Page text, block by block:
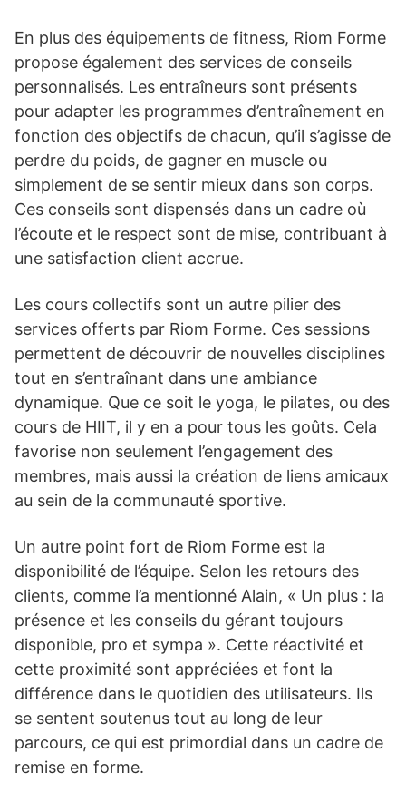
En plus des équipements de fitness, Riom Forme
propose également des services de conseils
personnalisés. Les entraîneurs sont présents
pour adapter les programmes d’entraînement en
fonction des objectifs de chacun, qu’il s’agisse de
perdre du poids, de gagner en muscle ou
simplement de se sentir mieux dans son corps.
Ces conseils sont dispensés dans un cadre où
l’écoute et le respect sont de mise, contribuant à
une satisfaction client accrue.
Les cours collectifs sont un autre pilier des
services offerts par Riom Forme. Ces sessions
permettent de découvrir de nouvelles disciplines
tout en s’entraînant dans une ambiance
dynamique. Que ce soit le yoga, le pilates, ou des
cours de HIIT, il y en a pour tous les goûts. Cela
favorise non seulement l’engagement des
membres, mais aussi la création de liens amicaux
au sein de la communauté sportive.
Un autre point fort de Riom Forme est la
disponibilité de l’équipe. Selon les retours des
clients, comme l’a mentionné Alain, « Un plus : la
présence et les conseils du gérant toujours
disponible, pro et sympa ». Cette réactivité et
cette proximité sont appréciées et font la
différence dans le quotidien des utilisateurs. Ils
se sentent soutenus tout au long de leur
parcours, ce qui est primordial dans un cadre de
remise en forme.